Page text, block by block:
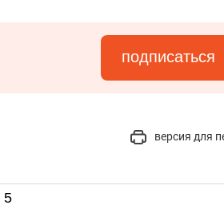
подписаться
версия для
5